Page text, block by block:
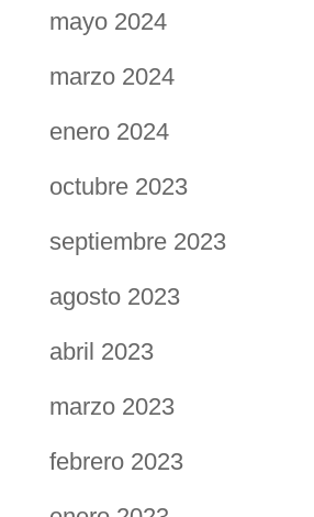
mayo 2024
marzo 2024
enero 2024
octubre 2023
septiembre 2023
agosto 2023
abril 2023
marzo 2023
febrero 2023